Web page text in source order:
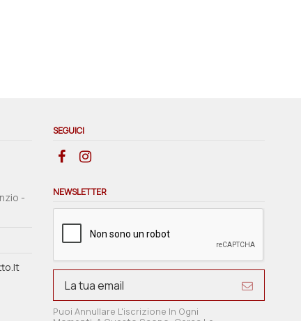
-
SEGUICI
NEWSLETTER
Puoi Annullare L'iscrizione In Ogni